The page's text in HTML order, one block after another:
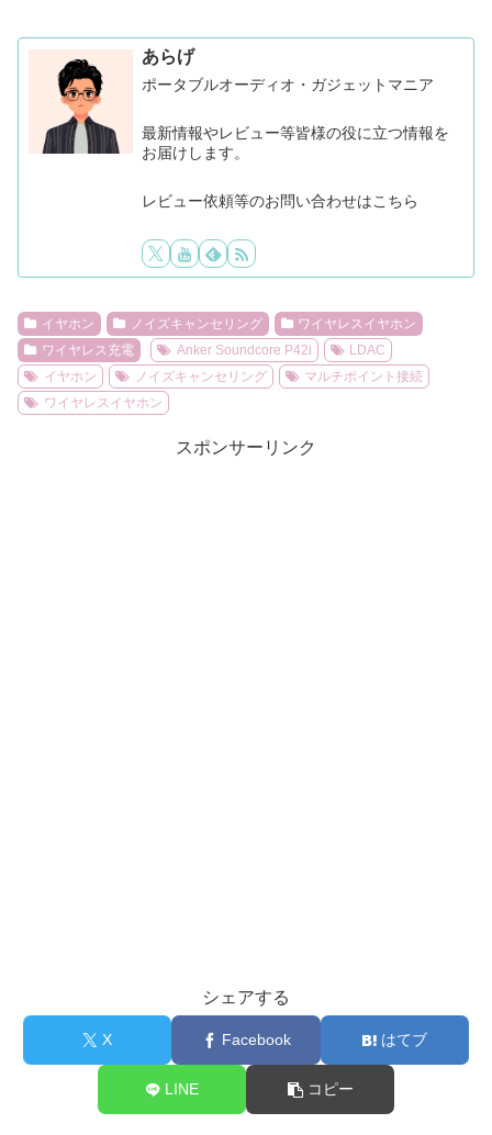
あらげ
ポータブルオーディオ・ガジェットマニア
最新情報やレビュー等皆様の役に立つ情報を
お届けします。
レビュー依頼等のお問い合わせはこちら
イヤホン ノイズキャンセリング
ワイヤレスイヤホン
ワイヤレス充電
Anker Soundcore P42i
LDAC
イヤホン
ノイズキャンセリング
マルチポイント接続
ワイヤレスイヤホン
スポンサーリンク
シェアする
X Facebook はてブ
LINE コピー